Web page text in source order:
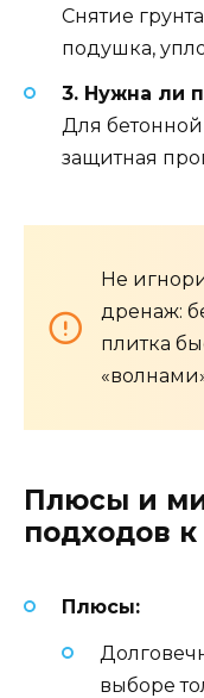
Снятие
подушка,
3. Нужна ли
Для
защитная
Не
дренаж:
плитка
Плюсы и
подходов
Плюсы:
выборе